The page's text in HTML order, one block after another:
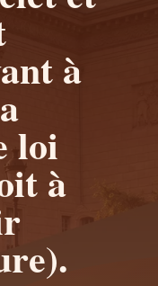
à
loi
à